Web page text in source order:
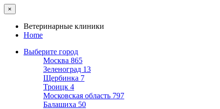
×
Ветеринарные клиники
Home
Выберите город
Москва 865
Зеленоград 13
Щербинка 7
Троицк 4
Московская область 797
Балашиха 50